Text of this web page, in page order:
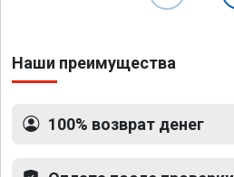
Наши преимущества
100% возврат денег